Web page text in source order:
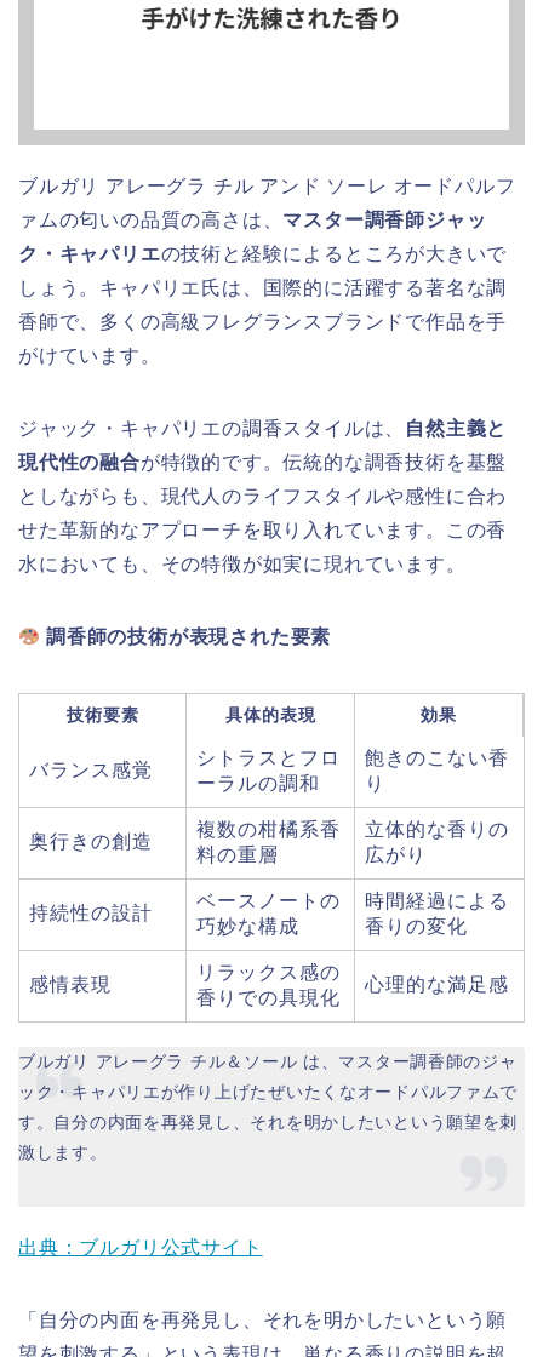
ブルガリ アレーグラ チル アンド ソーレ オードパルフ
ァムの匂いの品質の高さは、 マスター調香師ジャッ
ク・キャパリエの技術と経験によるところが大きいで
しょう。キャパリエ氏は、国際的に活躍する著名な調
香師で、多くの高級フレグランスブランドで作品を手
がけています。
ジャック・キャパリエの調香スタイルは、
自然主義と
現代性の融合が特徴的です。伝統的な調香技術を基盤
としながらも、現代人のライフスタイルや感性に合わ
せた革新的なアプローチを取り入れています。この香
水においても、その特徴が如実に現れています。
調香師の技術が表現された要素
技術要素 具体的表現 効果
バランス感覚
シトラスとフロ
ーラルの調和
飽きのこない香
り
奥行きの創造
複数の柑橘系香
料の重層
立体的な香りの
広がり
持続性の設計
ベースノートの
巧妙な構成
時間経過による
香りの変化
感情表現
リラックス感の
香りでの具現化
心理的な満足感
ブルガリ アレーグラ チル＆ソール は、マスター調香師のジャ
ック・キャパリエが作り上げたぜいたくなオードパルファムで
す。自分の内面を再発見し、それを明かしたいという願望を刺
激します。
出典：ブルガリ公式サイト
「自分の内面を再発見し、それを明かしたいという願